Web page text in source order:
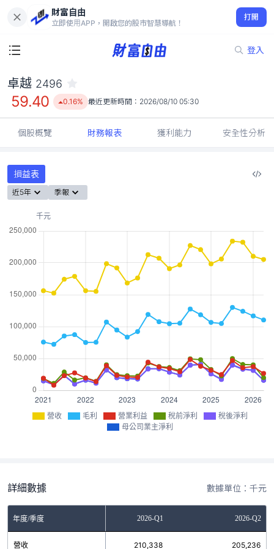
財富自由
立即使用APP，開啟您的股市智慧導航！
打開
登入
59.40
0.16%
卓越 2496
59.40 0.16% 最近更新時間： 2026/08/10 05:30
個股概覽 財務報表 獲利能力 安全性分析
損益表
近5年 季報
營收 毛利 營業利益 稅前淨利
稅後淨利
母公司業主淨利
詳細數據 數據單位：千元
年度/季度2025-Q4 2026-Q1 2026-Q2
營收 210,338 205,236